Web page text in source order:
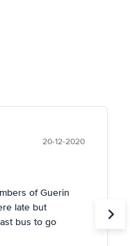
20-12-2020
of Guerin
late but
bus to go